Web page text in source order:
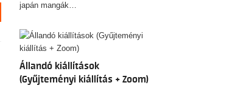
japán mangák…
Állandó kiállítások
(Gyűjteményi kiállítás + Zoom)